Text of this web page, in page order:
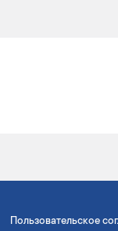
Пользовательское